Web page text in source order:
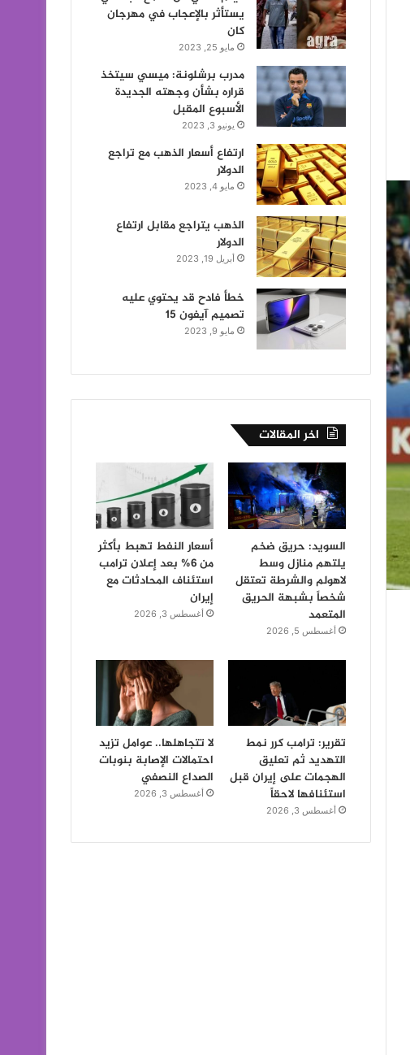
يستأثر بالإعجاب في مهرجان
كان
مايو 25, 2023
مدرب برشلونة: ميسي سيتخذ
قراره بشأن وجهته الجديدة
الأسبوع المقبل
يونيو 3, 2023
ارتفاع أسعار الذهب مع تراجع
الدولار
مايو 4, 2023
الذهب يتراجع مقابل ارتفاع
الدولار
أبريل 19, 2023
خطأ فادح قد يحتوي عليه
تصميم آيفون 15
مايو 9, 2023
اخر المقالات
السويد: حريق ضخم
يلتهم منازل وسط
لاهولم والشرطة تعتقل
شخصاً بشبهة الحريق
المتعمد
أغسطس 5, 2026
أسعار النفط تهبط بأكثر
من 6% بعد إعلان ترامب
استئناف المحادثات مع
إيران
أغسطس 3, 2026
تقرير: ترامب كرر نمط
التهديد ثم تعليق
الهجمات على إيران قبل
استئنافها لاحقاً
أغسطس 3, 2026
لا تتجاهلها.. عوامل تزيد
احتمالات الإصابة بنوبات
الصداع النصفي
أغسطس 3, 2026